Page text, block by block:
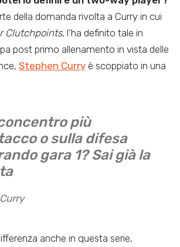
della domanda rivolta a Curry in cui
Clutchpoints, l’ha definito tale in
post primo allenamento in vista delle
Stephen Curry è scoppiato in una
più
o sulla difesa
gara 1? Sai già la
anche in questa serie,